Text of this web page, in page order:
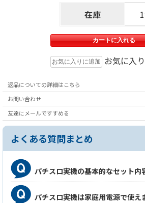
※こちらの台は製品の特性上、塗
げが起きやすくなっております。
部・ストップボタン周りのゴムも
ております。補修ができない部分
ご了承いただける方のみご購入い
願い申し上げます。
オプションに関するご注意
※こちらの台にイヤホンコンバー
場合、出力される音量がやや小さ
た、イヤホンを外した際に筺体下
らは音声が出力されない仕様にな
了承いただけますようお願い申し上
在庫
お気に入
返品についての詳細はこちら
お問い合わせ
友達にメールですすめる
よくある質問まとめ
パチスロ実機の基本的なセット内
パチスロ実機は家庭用電源で使え